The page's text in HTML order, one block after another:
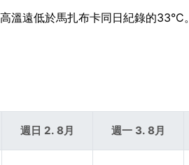
遠低於馬扎布卡同日紀錄的33°C。
週日 2. 8月 週一 3. 8月